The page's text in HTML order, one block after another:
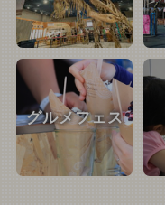
グルメフェス